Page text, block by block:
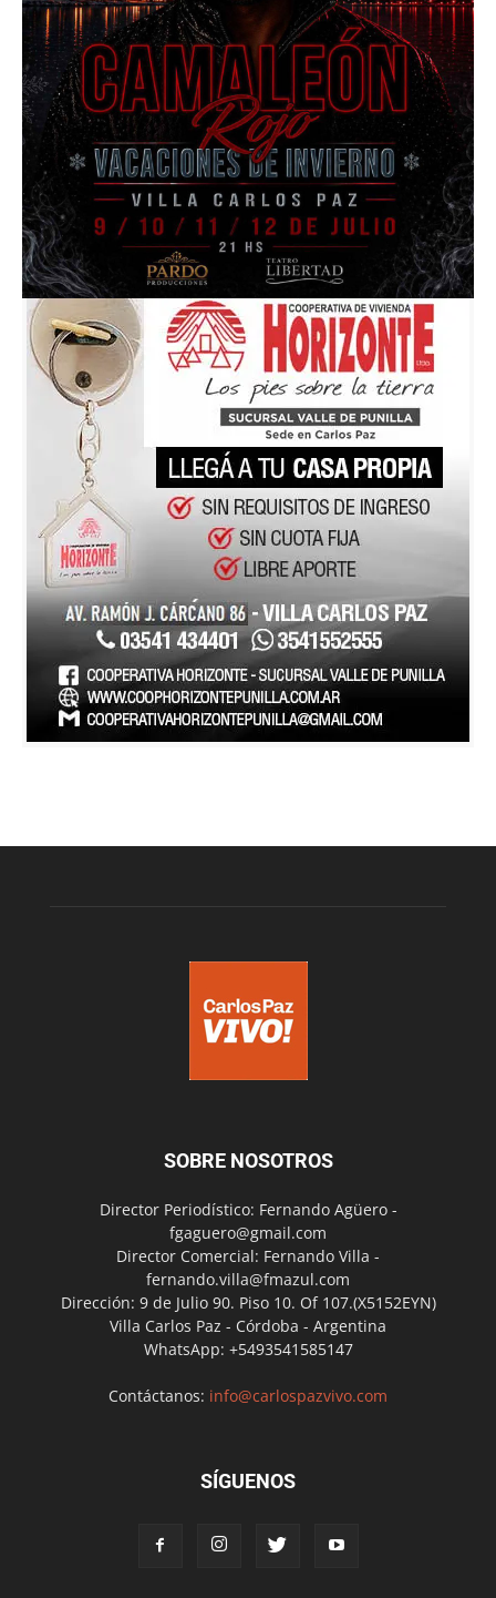
SOBRE NOSOTROS
Director Periodístico: Fernando Agüero -
fgaguero@gmail.com
Director Comercial: Fernando Villa -
fernando.villa@fmazul.com
Dirección: 9 de Julio 90. Piso 10. Of 107.(X5152EYN)
Villa Carlos Paz - Córdoba - Argentina
WhatsApp: +5493541585147
Contáctanos: info@carlospazvivo.com
SÍGUENOS